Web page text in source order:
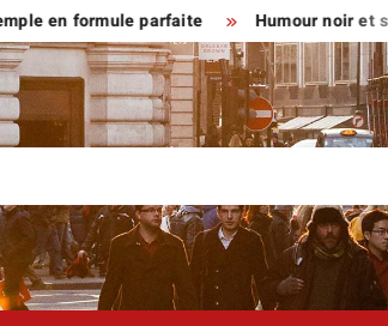
formule parfaite Humour noir et